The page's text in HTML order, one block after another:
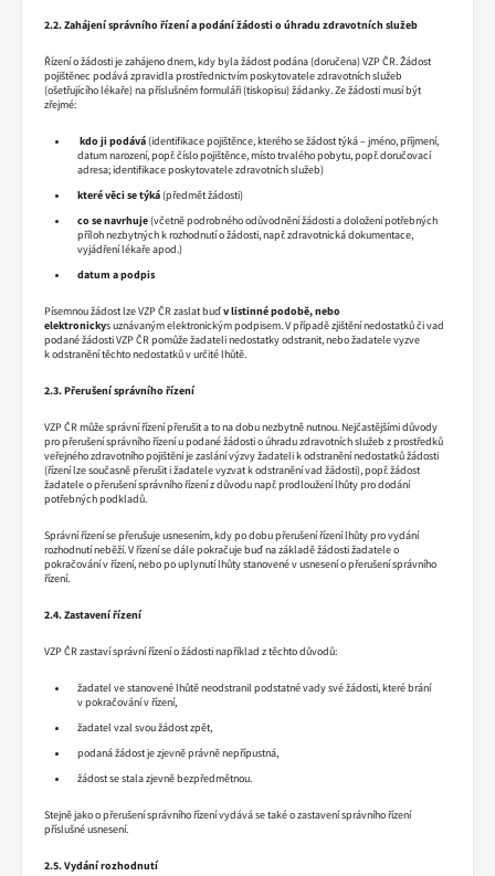
2.2. Zahájení správního řízení a podání žádosti o úhradu zdravotních služeb
Řízení o žádosti je zahájeno dnem, kdy byla žádost podána (doručena) VZP ČR. Žádost
pojištěnec podává zpravidla prostřednictvím poskytovatele zdravotních služeb
(ošetřujícího lékaře) na příslušném formuláři (tiskopisu) žádanky. Ze žádosti musí být
zřejmé:
kdo ji podává(identifikace pojištěnce, kterého se žádost týká – jméno, příjmení,
datum narození,popř. číslo pojištěnce, místo trvalého pobytu, popř. doručovací
adresa; identifikace poskytovatele zdravotních služeb)
které věci se týká(předmět žádosti)
co se navrhuje(včetně podrobného odůvodnění žádosti a doložení potřebných
příloh nezbytných k rozhodnutí o žádosti, např. zdravotnická dokumentace,
vyjádření lékaře apod.)
datum a podpis
Písemnou žádost lze VZP ČR zaslat buďv listinné podobě, nebo
elektronickys uznávaným elektronickým podpisem. V případě zjištění nedostatků či vad
podané žádosti VZP ČR pomůže žadateli nedostatky odstranit, nebo žadatele vyzve
k odstranění těchto nedostatků v určité lhůtě.
2.3. Přerušení správního řízení
VZP ČR může správní řízení přerušit a to na dobu nezbytně nutnou. Nejčastějšími důvody
pro přerušení správního řízení u podané žádosti o úhradu zdravotních služeb z prostředků
veřejného zdravotního pojištění je zaslání výzvy žadateli k odstranění nedostatků žádosti
(řízení lze současně přerušit i žadatele vyzvat k odstranění vad žádosti), popř. žádost
žadatele o přerušení správního řízení z důvodu např. prodloužení lhůty pro dodání
potřebných podkladů.
Správní řízení se přerušuje usnesením, kdy po dobu přerušení řízení lhůty pro vydání
rozhodnutí neběží. V řízení se dále pokračuje buď na základě žádosti žadatele o
pokračování v řízení, nebo po uplynutí lhůty stanovené v usnesení o přerušení správního
řízení.
2.4. Zastavení řízení
VZP ČR zastaví správní řízení o žádosti například z těchto důvodů:
žadatel ve stanovené lhůtě neodstranil podstatné vady své žádosti, které brání
v pokračování v řízení,
žadatel vzal svou žádost zpět,
podaná žádost je zjevně právně nepřípustná,
žádost se stala zjevně bezpředmětnou.
Stejně jako o přerušení správního řízení vydává se také o zastavení správního řízení
příslušné usnesení.
2.5. Vydání rozhodnutí